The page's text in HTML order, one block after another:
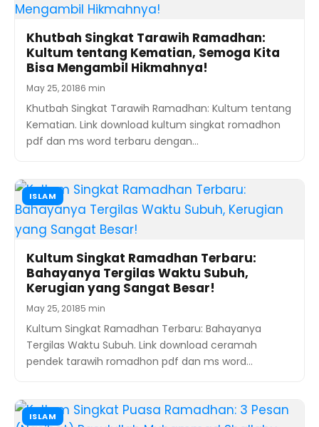
Khutbah Singkat Tarawih Ramadhan:
Kultum tentang Kematian, Semoga Kita
Bisa Mengambil Hikmahnya!
May 25, 20186 min
Khutbah Singkat Tarawih Ramadhan: Kultum tentang
Kematian. Link download kultum singkat romadhon
pdf dan ms word terbaru dengan…
ISLAM
Kultum Singkat Ramadhan Terbaru:
Bahayanya Tergilas Waktu Subuh,
Kerugian yang Sangat Besar!
May 25, 20185 min
Kultum Singkat Ramadhan Terbaru: Bahayanya
Tergilas Waktu Subuh. Link download ceramah
pendek tarawih romadhon pdf dan ms word…
ISLAM